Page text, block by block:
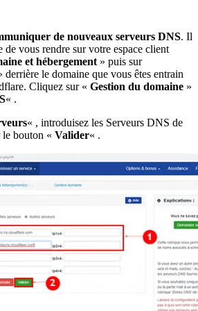
de nouveaux serveurs DNS. Il
de vous rendre sur votre espace client
et hébergement » puis sur
derrière le domaine que vous êtes entrain
Cliquez sur « Gestion du domaine »
« .
« , introduisez les Serveurs DNS de
bouton « Valider« .